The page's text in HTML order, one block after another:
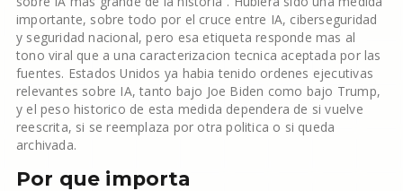
importante, sobre todo por el cruce entre IA, ciberseguridad
y seguridad nacional, pero esa etiqueta responde mas al
tono viral que a una caracterizacion tecnica aceptada por las
fuentes. Estados Unidos ya habia tenido ordenes ejecutivas
relevantes sobre IA, tanto bajo Joe Biden como bajo Trump,
y el peso historico de esta medida dependera de si vuelve
reescrita, si se reemplaza por otra politica o si queda
archivada.
Por que importa